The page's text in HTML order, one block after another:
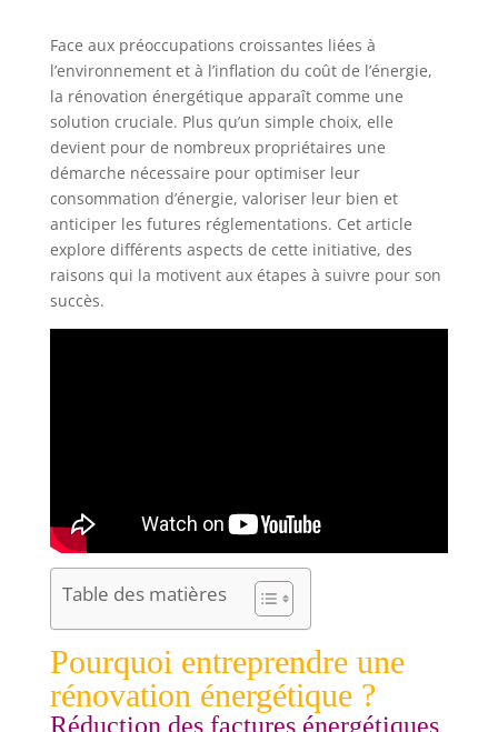
Face aux préoccupations croissantes liées à
l’environnement et à l’inflation du coût de l’énergie,
la rénovation énergétique apparaît comme une
solution cruciale. Plus qu’un simple choix, elle
devient pour de nombreux propriétaires une
démarche nécessaire pour optimiser leur
consommation d’énergie, valoriser leur bien et
anticiper les futures réglementations. Cet article
explore différents aspects de cette initiative, des
raisons qui la motivent aux étapes à suivre pour son
succès.
Table des matières
Pourquoi entreprendre une
rénovation énergétique ?
Réduction des factures énergétiques